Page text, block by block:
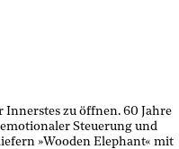
Innerstes zu öffnen. 60 Jahre
Steuerung und
»Wooden Elephant« mit